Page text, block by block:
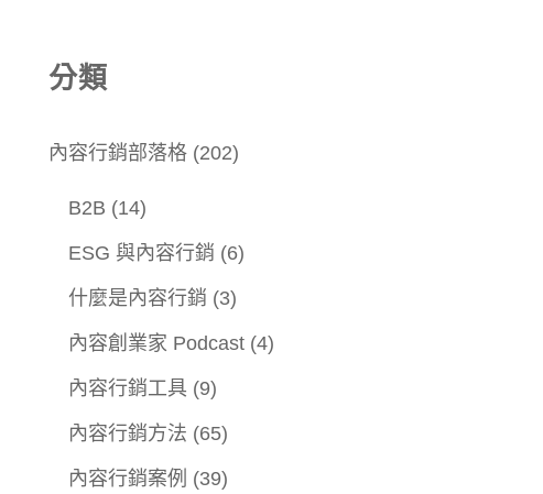
分類
內容行銷部落格 (202)
B2B (14)
ESG 與內容行銷 (6)
什麼是內容行銷 (3)
內容創業家 Podcast (4)
內容行銷工具 (9)
內容行銷方法 (65)
內容行銷案例 (39)